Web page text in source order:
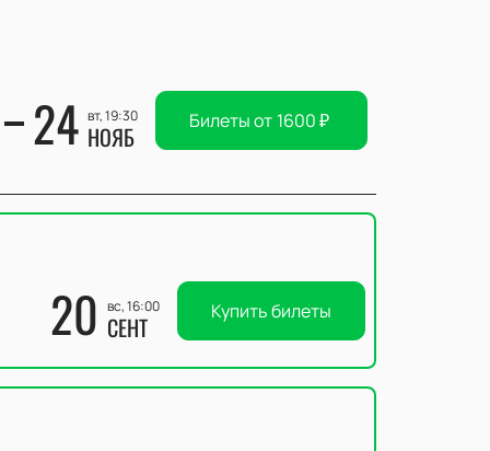
24 вт, 19:30
НОЯБ Билеты от 1600₽
20 вс, 16:00
СЕНТ Купить билеты